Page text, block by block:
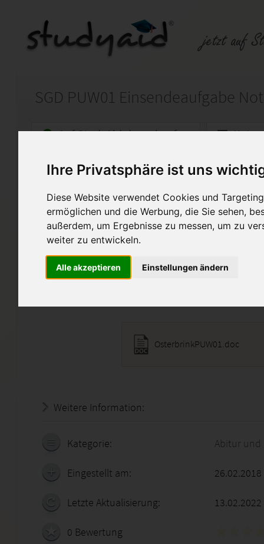
Ihre Privatsphäre ist uns
Diese Website verwendet Cookies und
ermöglichen und die Werbung, die Sie sehen,
außerdem, um Ergebnisse zu messen, um zu
weiter zu entwickeln.
Alle akzeptieren Einstellungen ändern
Auf StudyAid.de verkaufen
Startseite Abitur und Hochschule
Das politische System der
PUW01 Einsendeaufgabe
Bundesrepublik
vom Tutor. Benutzt diese
komplett ab.
OsterbrinkPUW01.doc
Weitere Information:
Kategorie: Abitur und
Eingestellt am:
Letzte Aktualisierung: 13.02.2022
0 Bewertung